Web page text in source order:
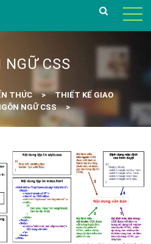
NGỮ CSS
THỨC
THIẾT KẾ GIAO
NGỮ CSS